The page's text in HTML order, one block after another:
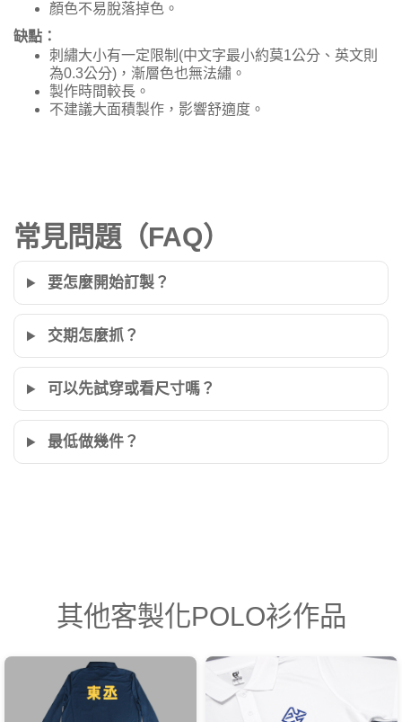
顏色不易脫落掉色。
缺點：
刺繡大小有一定限制(中文字最小約莫1公分、英文則
為0.3公分)，漸層色也無法繡。
製作時間較長。
不建議大面積製作，影響舒適度。
常見問題（FAQ）
要怎麼開始訂製？
交期怎麼抓？
可以先試穿或看尺寸嗎？
最低做幾件？
其他客製化POLO衫作品